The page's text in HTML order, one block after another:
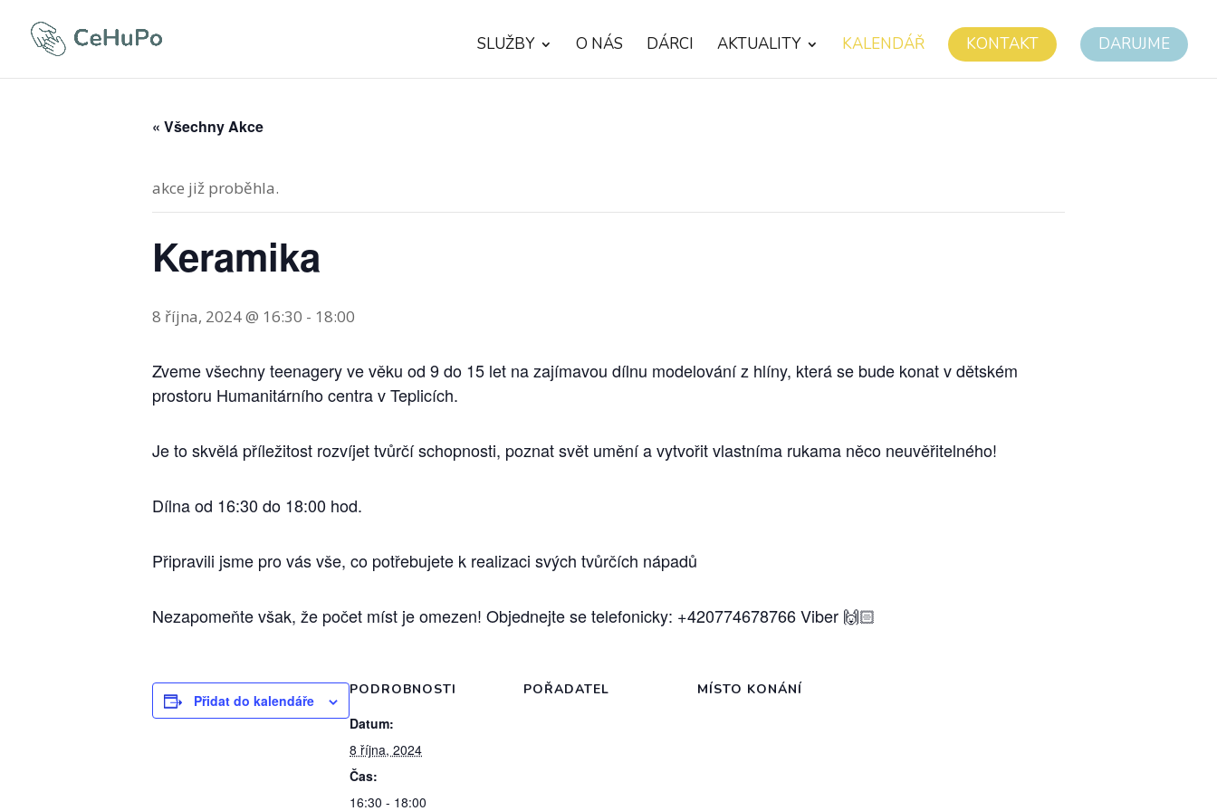
SLUŽBY O NÁS DÁRCI AKTUALITY KALENDÁŘ KONTAKT DARUJME
« Všechny Akce
akce již proběhla.
Keramika
8 října, 2024 @ 16:30 - 18:00
Zveme všechny teenagery ve věku od 9 do 15 let na zajímavou dílnu modelování z hlíny, která se bude konat v dětském
prostoru Humanitárního centra v Teplicích.
Je to skvělá příležitost rozvíjet tvůrčí schopnosti, poznat svět umění a vytvořit vlastníma rukama něco neuvěřitelného!
Dílna od 16:30 do 18:00 hod.
Připravili jsme pro vás vše, co potřebujete k realizaci svých tvůrčích nápadů
Nezapomeňte však, že počet míst je omezen! Objednejte se telefonicky: +420774678766 Viber 🙌🏻
Přidat do kalendáře
PODROBNOSTI
Datum:
8 října, 2024
Čas:
16:30 - 18:00
POŘADATEL MÍSTO KONÁNÍ